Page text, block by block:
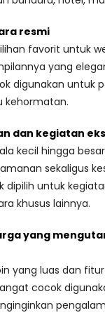
resmi
favorit untuk
yang
digunakan untuk
kehormatan.
dan kegiatan
kecil hingga
sekaligus
dipilih untuk
khusus lainnya.
yang
yang luas dan
cocok